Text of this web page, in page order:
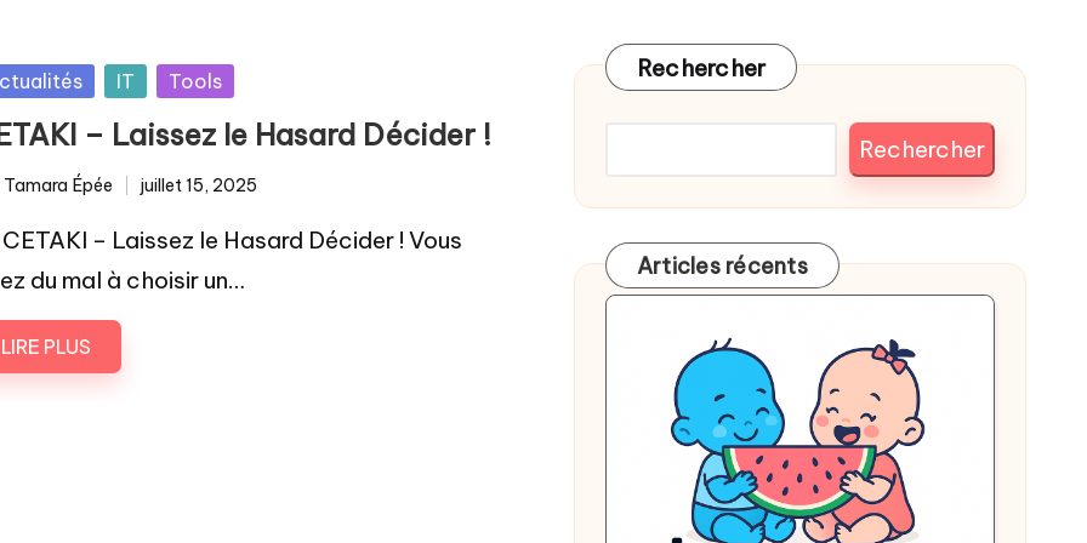
IT Tools
– Laissez le Hasard Décider !
Tamara Épée juillet 15, 2025
CETAKI – Laissez le Hasard Décider ! Vous
du mal à choisir un…
LIRE PLUS
Rechercher
Rechercher
Articles récents